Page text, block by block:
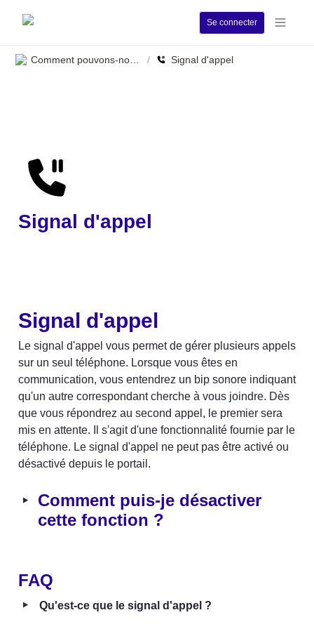
Se connecter
/ Signal d'appel
Signal d'appel
Signal d'appel
Le signal d'appel vous permet de gérer plusieurs appels
sur un seul téléphone. Lorsque vous êtes en
communication, vous entendrez un bip sonore indiquant
qu'un autre correspondant cherche à vous joindre. Dès
que vous répondrez au second appel, le premier sera
mis en attente. Il s'agit d'une fonctionnalité fournie par le
téléphone. Le signal d'appel ne peut pas être activé ou
désactivé depuis le portail.
‣ Comment puis-je désactiver
cette fonction ?
FAQ
‣ Qu'est-ce que le signal d'appel ?